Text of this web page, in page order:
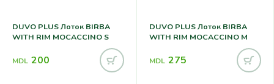
DUVO PLUS Лоток BIRBA
WITH RIM MOCACCINO S
MDL 200
DUVO PLUS Лоток BIRBA
WITH RIM MOCACCINO M
MDL 275